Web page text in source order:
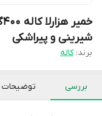
شیرینی و پیراشکی
برند: کاله
بررسی توضیحات